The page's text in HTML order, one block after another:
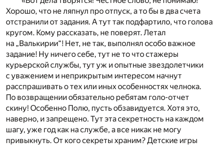
Хорошо, что не ляпнул про отпуск, а то бы в два счета
отстранили от задания. А тут так подфартило, что голова
кругом. Кому рассказать, не поверят. Летал
на „Валькирии“! Нет, не так, выполнял особо важное
задание! Ну ничего себе, тут не то что стажеры
курьерской службы, тут уж и опытные звездолетчики
с уважением и неприкрытым интересом начнут
расспрашивать о тех или иных особенностях челнока.
По возвращении обязательно ребятам голо-отчет
скину! Особенно Полю, пусть обзавидуется. Хотя это,
наверно, и запрещено. Тут эта секретность на каждом
шагу, уже год как на службе, а все никак не могу
привыкнуть. От кого секреты храним? Детские игры